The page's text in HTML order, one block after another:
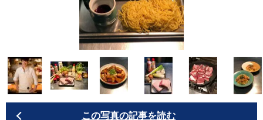
この写真の記事を読む